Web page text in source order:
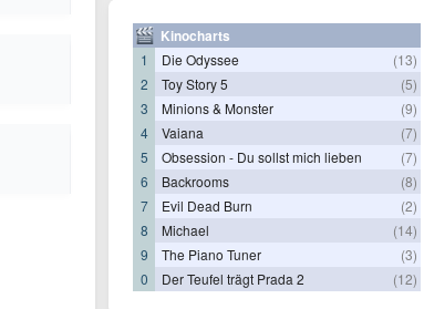
Kinocharts
1 Die Odyssee
(13)
2
Toy Story 5
(5)
3
Minions & Monster
(9)
4
Vaiana
(7)
5
Obsession - Du sollst mich lieben
(7)
6
Backrooms
(8)
7
Evil Dead Burn
(2)
8
Michael
(14)
9
The Piano Tuner
(3)
0
Der Teufel trägt Prada 2 (12)